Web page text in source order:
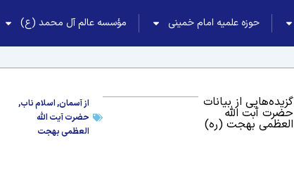
حوزه علمیه امام خمینی مؤسسه عالم آل محمد (ع)
گزیده‌هایی از بیانات
حضرت آبت الله
العظمی بهجت (ره)
از آسمان,اسلام ناب,
حضرت آیت الله
العظمی بهجت